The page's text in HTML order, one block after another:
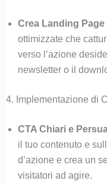
Crea Landing Page
ottimizzate che
verso l’azione
newsletter o il
4. Implementazione di
CTA Chiari e
il tuo contenuto e
d’azione e crea un
visitatori ad agire.